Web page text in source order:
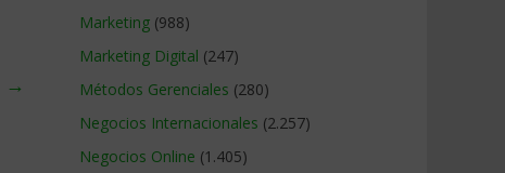
→
Marketing (988)
Marketing Digital (247)
Métodos Gerenciales (280)
Negocios Internacionales (2.257)
Negocios Online (1.405)